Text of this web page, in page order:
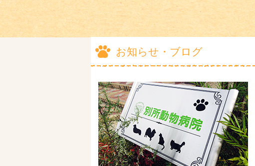
お知らせ・ブログ